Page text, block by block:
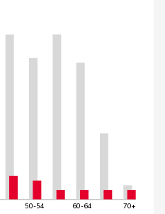
50-54 60-64 70+